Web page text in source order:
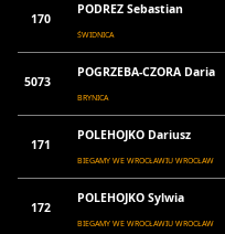
170
PODREZ Sebastian
ŚWIDNICA
5073
POGRZEBA-CZORA Daria
BRYNICA
171
POLEHOJKO Dariusz
BIEGAMY WE WROCŁAWIU WROCŁAW
172
POLEHOJKO Sylwia
BIEGAMY WE WROCŁAWIU WROCŁAW